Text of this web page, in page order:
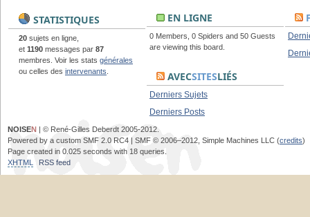
STATISTIQUES
20 sujets en ligne,
et 1190 messages par 87
membres. Voir les stats générales
ou celles des intervenants
EN LIGNE
0 Members, 0 Spiders and 50 Guests
are viewing this board.
AVECSITESLIÉS
Derniers Sujets
Derniers Posts
NOISEN | © René-Gilles Deberdt 2005-2012.
Powered by a custom SMF 2.0 RC4 | SMF © 2006–2012, Simple Machines LLC (credits)
Page created in 0.025 seconds with 18 queries.
XHTML
RSS feed